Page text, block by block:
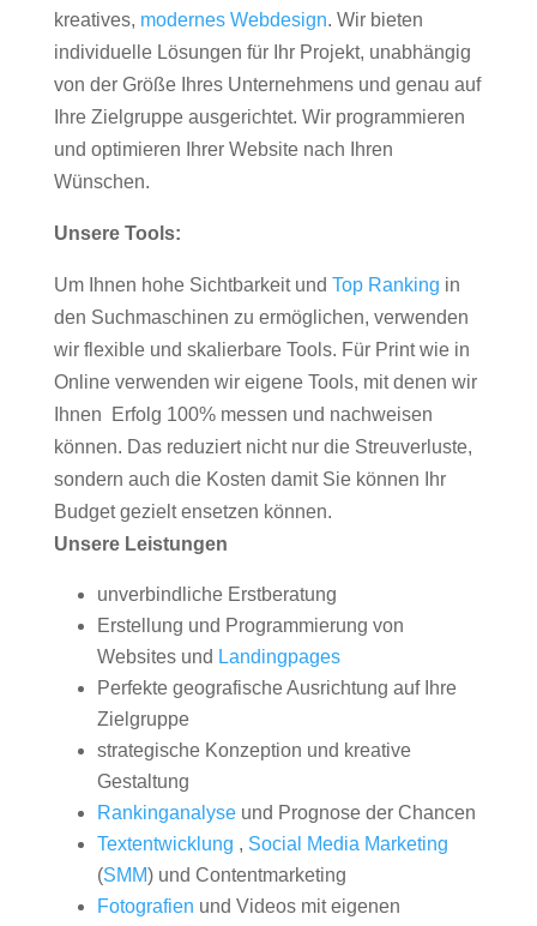
kreatives, modernes Webdesign. Wir bieten
individuelle Lösungen für Ihr Projekt, unabhängig
von der Größe Ihres Unternehmens und genau auf
Ihre Zielgruppe ausgerichtet. Wir programmieren
und optimieren Ihrer Website nach Ihren
Wünschen.
Unsere Tools:
Um Ihnen hohe Sichtbarkeit und Top Ranking in
den Suchmaschinen zu ermöglichen, verwenden
wir flexible und skalierbare Tools. Für Print wie in
Online verwenden wir eigene Tools, mit denen wir
Ihnen Erfolg 100% messen und nachweisen
können. Das reduziert nicht nur die Streuverluste,
sondern auch die Kosten damit Sie können Ihr
Budget gezielt ensetzen können.
Unsere Leistungen
unverbindliche Erstberatung
Erstellung und Programmierung von
Websites und Landingpages
Perfekte geografische Ausrichtung auf Ihre
Zielgruppe
strategische Konzeption und kreative
Gestaltung
Rankinganalyseund Prognose der Chancen
Textentwicklung , Social Media Marketing
(SMM) und Contentmarketing
Fotografien und Videos mit eigenen